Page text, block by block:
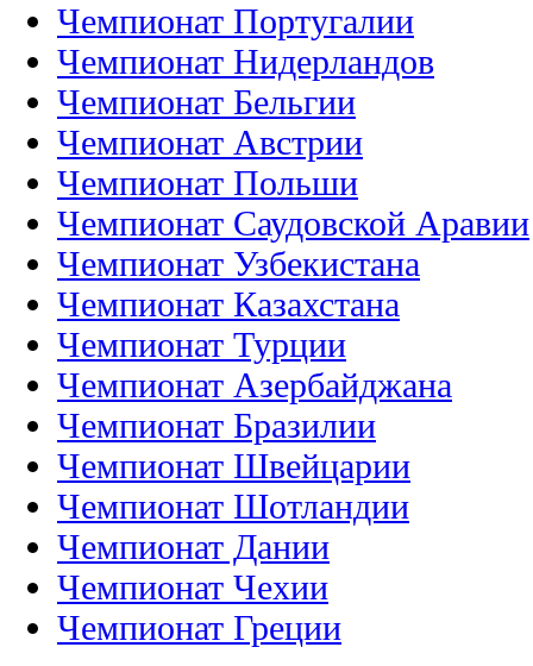
Чемпионат Португалии
Чемпионат Нидерландов
Чемпионат Бельгии
Чемпионат Австрии
Чемпионат Польши
Чемпионат Саудовской Аравии
Чемпионат Узбекистана
Чемпионат Казахстана
Чемпионат Турции
Чемпионат Азербайджана
Чемпионат Бразилии
Чемпионат Швейцарии
Чемпионат Шотландии
Чемпионат Дании
Чемпионат Чехии
Чемпионат Греции